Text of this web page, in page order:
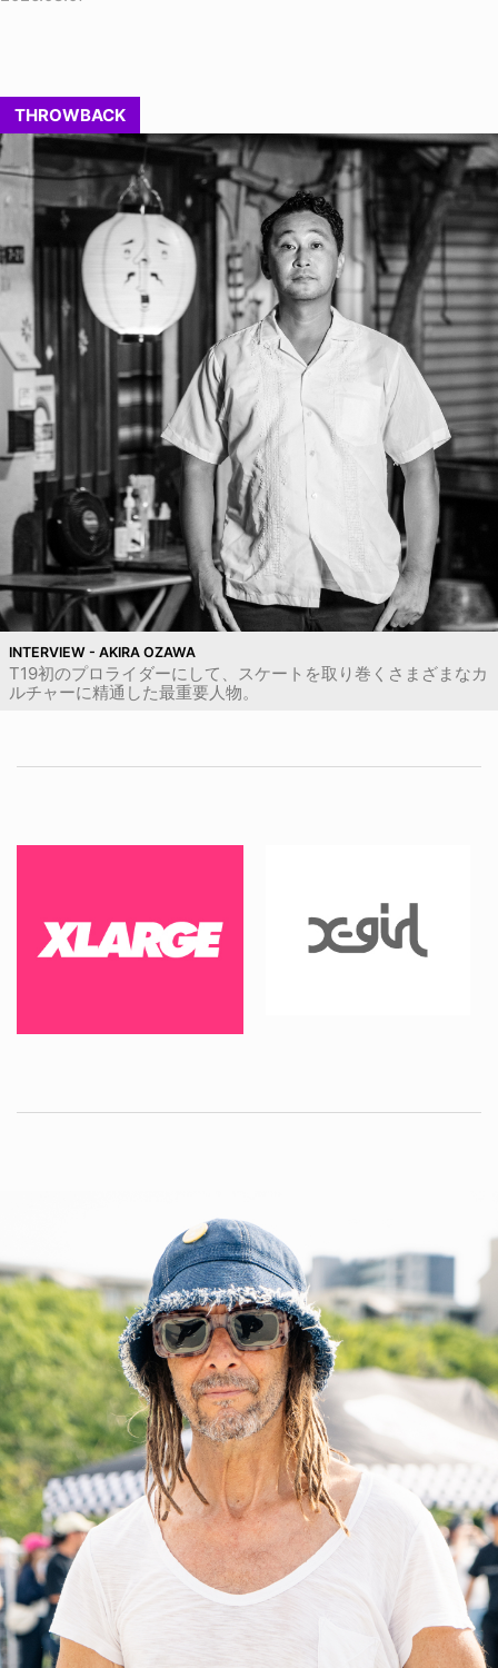
THROWBACK
INTERVIEW - AKIRA OZAWA
T19初のプロライダーにして、スケートを取り巻くさまざまなカ
ルチャーに精通した最重要人物。